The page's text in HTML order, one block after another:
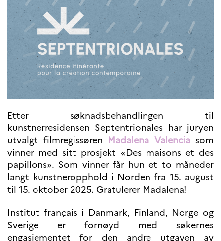
UTDANNING OG
FRANSK SPRÅK
Lære fransk i
Frankrike
Fremming av fransk
språk
Frankofoni
Skolebesøk
Språksertifisering
Skole- og
utdanningssamarbeid
Videregående i Frankrike
Språkassistenter
Samarbeidspartnere
Kurs for fransklærere
Kurs og seminarer
UNIVERSITETER
Høyere utdanning og
Etter søknadsbehandlingen til
kunstnerresidensen Septentrionales har juryen
utvalgt film­regissøren Madalena Valenciasom
vinner med sitt prosjekt «Des maisons et des
papillons». Som vinner får hun et to måneder
langt kunstneropphold i Norden fra 15. august
til 15. oktober 2025. Gratulerer Madalena!
Institut français i Danmark, Finland, Norge og
Sverige er fornøyd med søkernes
engasjementet for den andre utgaven av